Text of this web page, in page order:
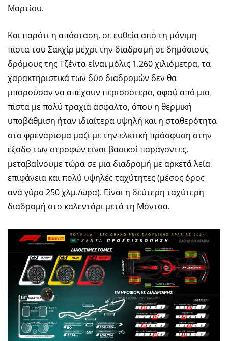
Μαρτίου.
Και παρότι η απόσταση, σε ευθεία από τη μόνιμη
πίστα του Σακχίρ μέχρι την διαδρομή σε δημόσιους
δρόμους της Τζέντα είναι μόλις 1.260 χιλιόμετρα, τα
χαρακτηριστικά των δύο διαδρομών δεν θα
μπορούσαν να απέχουν περισσότερο, αφού από μια
πίστα με πολύ τραχιά άσφαλτο, όπου η θερμική
υποβάθμιση ήταν ιδιαίτερα υψηλή και η σταθερότητα
στο φρενάρισμα μαζί με την ελκτική πρόσφυση στην
έξοδο των στροφών είναι βασικοί παράγοντες,
μεταβαίνουμε τώρα σε μια διαδρομή με αρκετά λεία
επιφάνεια και πολύ υψηλές ταχύτητες (μέσος όρος
ανά γύρο 250 χλμ./ώρα). Είναι η δεύτερη ταχύτερη
διαδρομή στο καλεντάρι μετά τη Μόντσα.